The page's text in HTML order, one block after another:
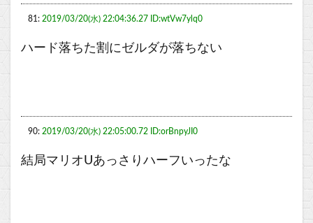
81: 2019/03/20(水) 22:04:36.27 ID:wtVw7ylq0
ハード落ちた割にゼルダが落ちない
90: 2019/03/20(水) 22:05:00.72 ID:orBnpyJI0
結局マリオUあっさりハーフいったな